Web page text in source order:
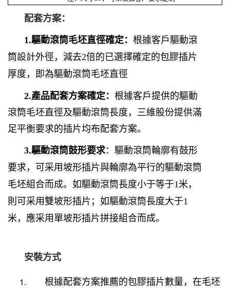
配套方案：
1.驅動滾筒毛坯直徑確定： 根據客戶驅動滾
筒設計外徑，減去2倍的已選擇確定的包膠插片
厚度，即為驅動滾筒毛坯直徑
2.產品配套方案確定： 根據客戶提供的驅動
滾筒毛坯直徑及驅動滾筒長度，三維股份提供滿
足平衡要求的插片均布配套方案。
3.驅動滾筒鼓形要求：驅動滾筒輪廓有鼓形
要求，可采用坡形插片與輪廓為平行的驅動滾筒
毛坯組合而成。如驅動滾筒長度小于等于1米，
則可采用雙坡形插片；如驅動滾筒長度大于1
米，應采用單坡形插片拼接組合而成。
安裝方式
根據配套方案推薦的包膠插片數量，在毛坯